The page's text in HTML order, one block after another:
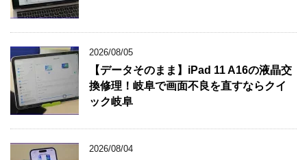
2026/08/05
【データそのまま】iPad 11 A16の液晶交
換修理！岐阜で画面不良を直すならクイ
ック岐阜
2026/08/04